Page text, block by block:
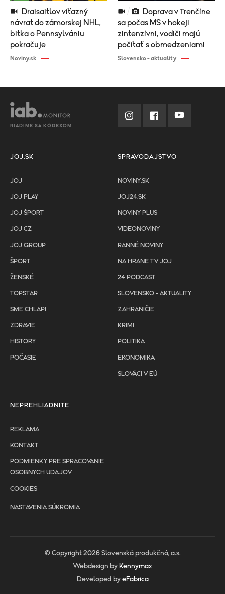
návrat do zámorskej NHL,
bitka o Pennsylvániu
pokračuje
Noviny.sk
sa počas MS v hokeji
zintenzívni, vodiči majú
počítať s obmedzeniami
Slovensko - aktuality
RIADIME SA KÓDEXOM
JOJ.SK
JOJ
JOJ PLAY
JOJ ŠPORT
JOJ CZ
JOJ GROUP
ŠPORT
ŽENSKÉ
TOPSTAR
SME CHLAPI
ZDRAVIE
HISTORY
POČASIE
SPRAVODAJSTVO
NOVINY.SK
JOJ24.SK
NOVINY PLUS
VIDEONOVINY
RANNÉ NOVINY
NA HRANE TV JOJ
24 PODCAST
SLOVENSKO - AKTUALITY
ZAHRANIČIE
KRIMI
POLITIKA
EKONOMIKA
SLOVÁCI V EÚ
NEPREHLIADNITE
REKLAMA
KONTAKT
PODMIENKY PRE SPRACOVANIE
OSOBNYCH UDAJOV
COOKIES
NASTAVENIA SÚKROMIA
© Copyright 2026 Slovenská produkčná, a.s.
Webdesign by Kennymax
Developed by eFabrica